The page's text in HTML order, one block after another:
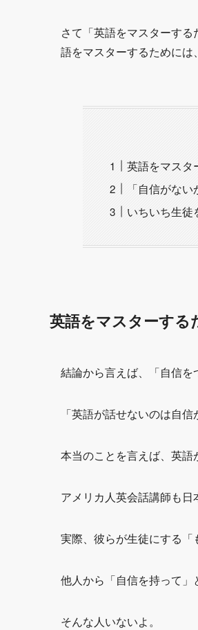
さて「英語をマスターす
語をマスターするためには
英語をマスタ
「自信がな
いちいち生徒
英語をマスターする
結論から言えば、「自信を
「英語が話せないのは自
本当のことを言えば、英語
アメリカ人英会話講師も日
実際、彼らが生徒にする「
他人から「自信を持って
そんな人いないよ。